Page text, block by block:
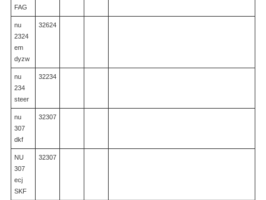
FAG
nu
2324
em
dyzw
32624
nu
234
steer
32234
nu
307
dkf
32307
NU
307
ecj
SKF
32307